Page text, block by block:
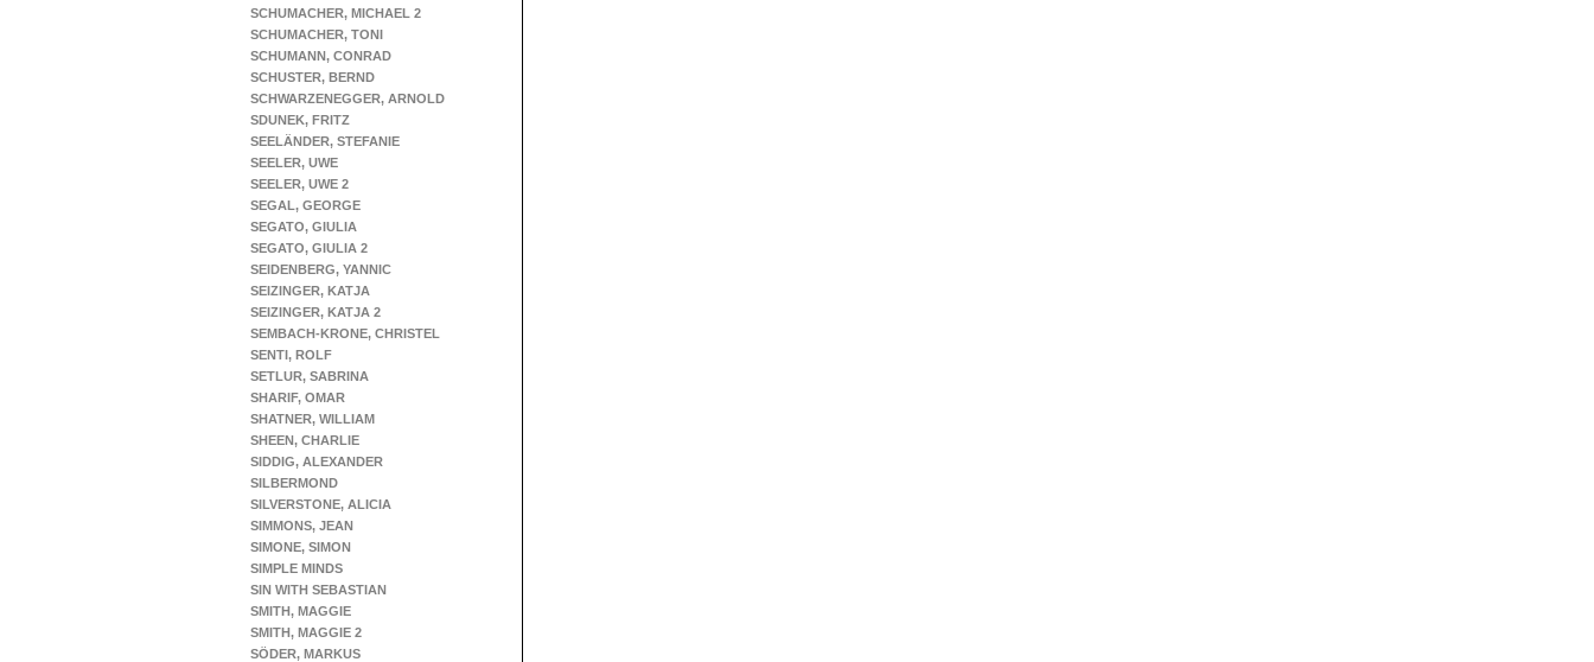
SCHUMACHER, MICHAEL 2
SCHUMACHER, TONI
SCHUMANN, CONRAD
SCHUSTER, BERND
SCHWARZENEGGER, ARNOLD
SDUNEK, FRITZ
SEELÄNDER, STEFANIE
SEELER, UWE
SEELER, UWE 2
SEGAL, GEORGE
SEGATO, GIULIA
SEGATO, GIULIA 2
SEIDENBERG, YANNIC
SEIZINGER, KATJA
SEIZINGER, KATJA 2
SEMBACH-KRONE, CHRISTEL
SENTI, ROLF
SETLUR, SABRINA
SHARIF, OMAR
SHATNER, WILLIAM
SHEEN, CHARLIE
SIDDIG, ALEXANDER
SILBERMOND
SILVERSTONE, ALICIA
SIMMONS, JEAN
SIMONE, SIMON
SIMPLE MINDS
SIN WITH SEBASTIAN
SMITH, MAGGIE
SMITH, MAGGIE 2
SÖDER, MARKUS